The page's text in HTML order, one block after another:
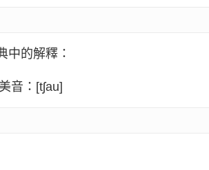
中的解釋：
音：[tʃau]